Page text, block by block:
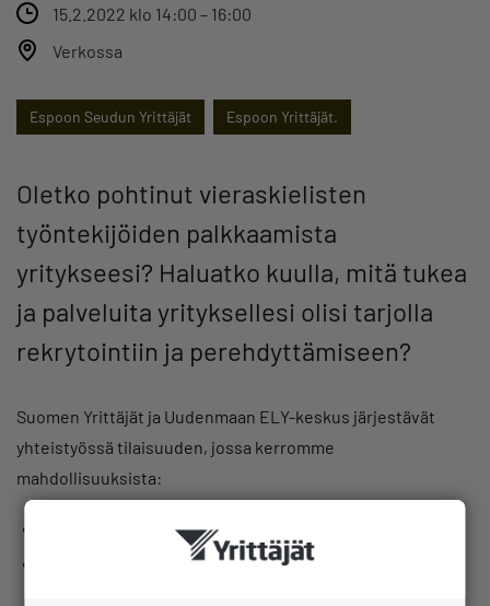
15.2.2022 klo 14:00 – 16:00
Verkossa
Espoon Seudun Yrittäjät Espoon Yrittäjät.
Oletko pohtinut vieraskielisten
työntekijöiden palkkaamista
yritykseesi? Haluatko kuulla, mitä tukea
ja palveluita yrityksellesi olisi tarjolla
rekrytointiin ja perehdyttämiseen?
Suomen Yrittäjät ja Uudenmaan ELY-keskus järjestävät
yhteistyössä tilaisuuden, jossa kerromme
mahdollisuuksista:
palkata Suomessa jo olevaa vieraskielistä työvoimaa
tutustua uuteen työntekijääsi ja perehdyttää hänet